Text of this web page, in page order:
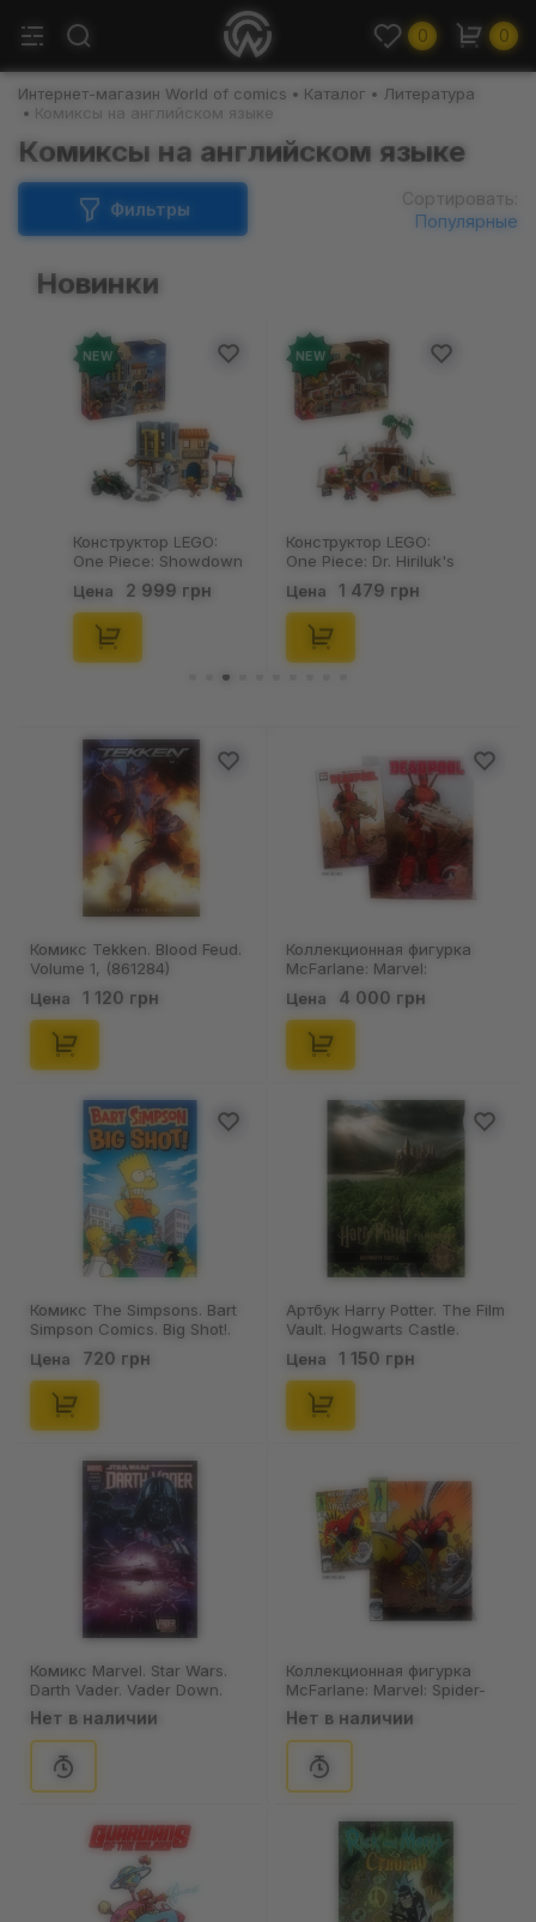
0 0
Интернет-магазин World of comics Каталог
Литература
Комиксы на английском языке
Комиксы на английском языке
Фильтры
Сортировать:
Популярные
Новинки
NEW
Конструктор LEGO:
One Piece: Showdown
w/ Captain Smoker,
(75642)
Цена 2 999 грн
NEW
Конструктор LEGO:
One Piece: Dr. Hiriluk's
Hideout, (75641)
Цена 1 479 грн
Комикс Tekken. Blood Feud.
Volume 1, (861284)
Цена 1 120 грн
Коллекционная фигурка
McFarlane: Marvel:
Deadpool: Deadpool (Comic
Book #1), (48169)
Цена 4 000 грн
Комикс The Simpsons. Bart
Simpson Comics. Big Shot!.
#48-52, (166932)
Цена 720 грн
Артбук Harry Potter. The Film
Vault. Hogwarts Castle.
Volume 6, (94176)
Цена 1 150 грн
Комикс Marvel. Star Wars.
Darth Vader. Vader Down.
Part 2. Volume 1. #13, (81243)
Нет в наличии
Коллекционная фигурка
McFarlane: Marvel: Spider-
Man: Spider-Man (Comic
Book Marvel Tales #223),
(148183)
Нет в наличии